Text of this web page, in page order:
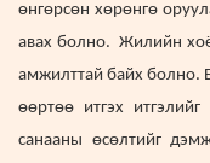
өнгөрсөн хөрөнгө
авах болно. Жилийн
амжилттай байх болно.
өөртөө итгэх
санааны өсөлтийг